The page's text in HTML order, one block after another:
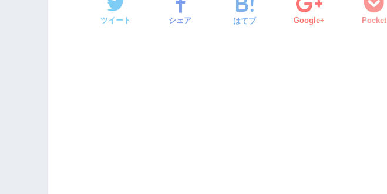
ツイート シェア はてブ Google+ Pocket